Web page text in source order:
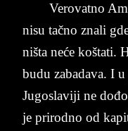
Ve­ro­vat­no
nisu tačno zna­li
ništa neće ko­š­ta­ti.
budu za­ba­da­va. I
Ju­go­sla­vi­ji ne
je prirod­no od